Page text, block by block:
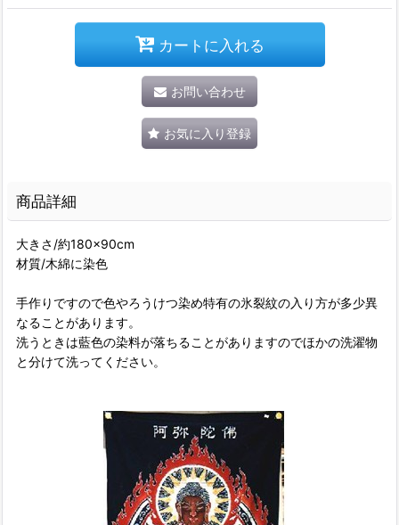
カートに入れる
お問い合わせ
お気に入り登録
商品詳細
大きさ/約180×90cm
材質/木綿に染色
手作りですので色やろうけつ染め特有の氷裂紋の入り方が多少異
なることがあります。
洗うときは藍色の染料が落ちることがありますのでほかの洗濯物
と分けて洗ってください。